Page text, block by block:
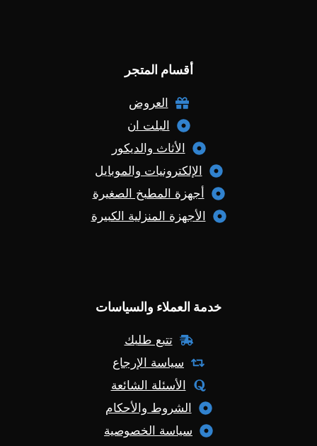
أقسام المتجر
العروض
البلت ان
الأثاث والديكور
الإلكترونيات والموبايل
أجهزة المطبخ الصغيرة
الأجهزة المنزلية الكبيرة
خدمة العملاء والسياسات
تتبع طلبك
سياسة الإرجاع
الأسئلة الشائعة
الشروط والأحكام
سياسة الخصوصية